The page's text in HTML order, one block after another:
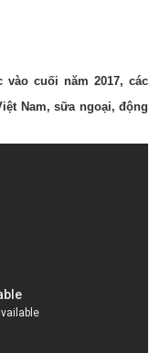
vào cuối năm 2017, các
Nam, sữa ngoại, động